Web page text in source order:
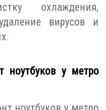
охлаждения,
вирусов и
ноутбуков у метро